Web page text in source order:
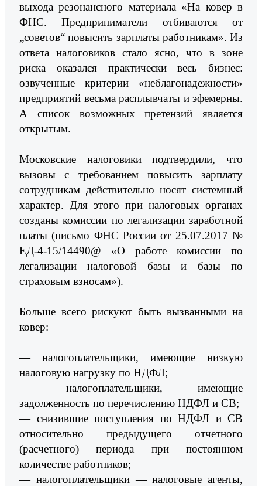
выхода резонансного материала «На ковер в
ФНС. Предприниматели отбиваются от
„советов“ повысить зарплаты работникам». Из
ответа налоговиков стало ясно, что в зоне
риска оказался практически весь бизнес:
озвученные критерии «неблагонадежности»
предприятий весьма расплывчаты и эфемерны.
А список возможных претензий является
открытым.
Московские налоговики подтвердили, что
вызовы с требованием повысить зарплату
сотрудникам действительно носят системный
характер. Для этого при налоговых органах
созданы комиссии по легализации заработной
платы (письмо ФНС России от 25.07.2017 №
ЕД-4-15/14490@ «О работе комиссии по
легализации налоговой базы и базы по
страховым взносам»).
Больше всего рискуют быть вызванными на
ковер:
— налогоплательщики, имеющие низкую
налоговую нагрузку по НДФЛ;
— налогоплательщики, имеющие
задолженность по перечислению НДФЛ и СВ;
— снизившие поступления по НДФЛ и СВ
относительно предыдущего отчетного
(расчетного) периода при постоянном
количестве работников;
— налогоплательщики — налоговые агенты,